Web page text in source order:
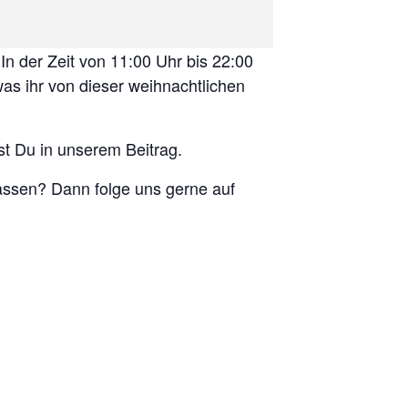
der Zeit von 11:00 Uhr bis 22:00
ihr von dieser weihnachtlichen
Du in unserem Beitrag.
Dann folge uns gerne auf